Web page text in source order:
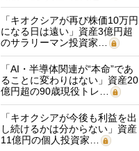
「キオクシアが再び株価10万円
になる日は遠い」資産3億円超
のサラリーマン投資家…
「AI・半導体関連が“本命”であ
ることに変わりはない」資産20
億円超の90歳現役トレ…
「キオクシアが今後も利益を出
し続けるかは分からない」資産
11億円の個人投資家…